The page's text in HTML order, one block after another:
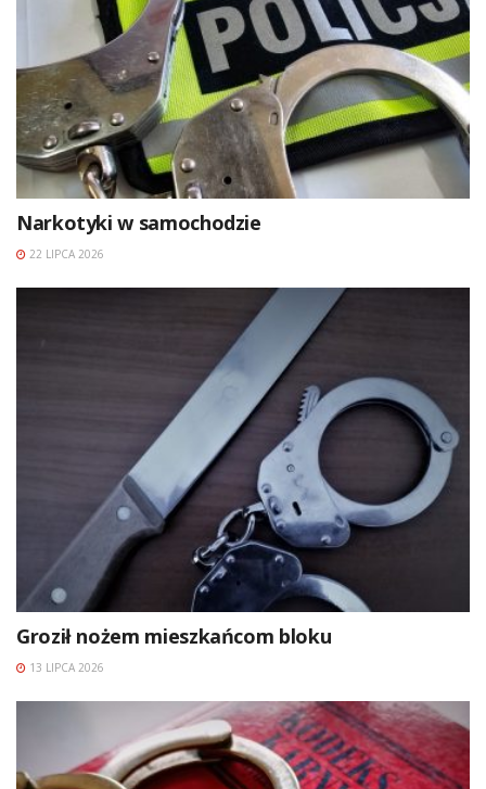
Narkotyki w samochodzie
22 LIPCA 2026
Groził nożem mieszkańcom bloku
13 LIPCA 2026